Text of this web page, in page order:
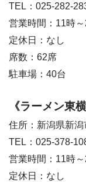
TEL：025-282-
営業時間：11時
定休日：なし
席数：62席
駐車場：40台
《ラーメン東
住所：新潟県新
TEL：025-378-
営業時間：11時
定休日：なし